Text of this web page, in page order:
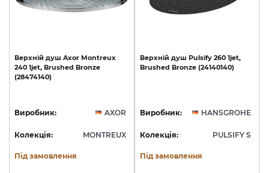
Верхній душ Axor Montreux
240 1jet, Brushed Bronze
(28474140)
Виробник: AXOR
Колекція: MONTREUX
Під замовлення
Верхній душ Pulsify 260 1jet,
Brushed Bronze (24140140)
Виробник: HANSGROHE
Колекція: PULSIFY S
Під замовлення